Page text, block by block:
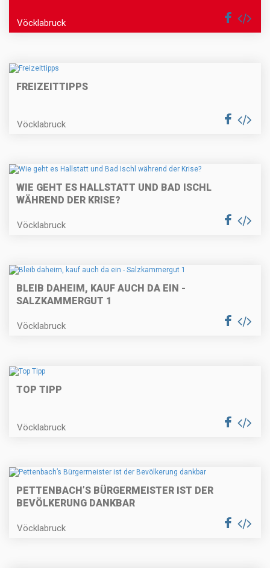
Vöcklabruck
FREIZEITTIPPS
Vöcklabruck
WIE GEHT ES HALLSTATT UND BAD ISCHL
WÄHREND DER KRISE?
Vöcklabruck
BLEIB DAHEIM, KAUF AUCH DA EIN -
SALZKAMMERGUT 1
Vöcklabruck
TOP TIPP
Vöcklabruck
PETTENBACH’S BÜRGERMEISTER IST DER
BEVÖLKERUNG DANKBAR
Vöcklabruck